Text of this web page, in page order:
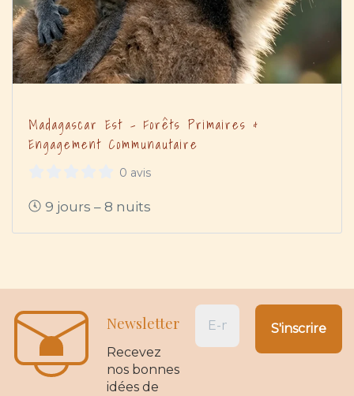
Madagascar Est – Forêts Primaires &
Engagement Communautaire
0 avis
9 jours – 8 nuits
Newsletter
Recevez
nos bonnes
idées de